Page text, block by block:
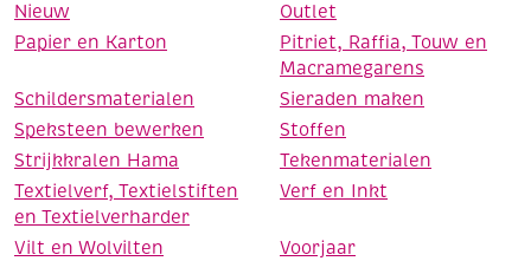
Nieuw
Outlet
Papier en Karton
Pitriet, Raffia, Touw en
Macramegarens
Schildersmaterialen
Sieraden maken
Speksteen bewerken
Stoffen
Strijkkralen Hama
Tekenmaterialen
Textielverf, Textielstiften
en Textielverharder
Verf en Inkt
Vilt en Wolvilten
Voorjaar